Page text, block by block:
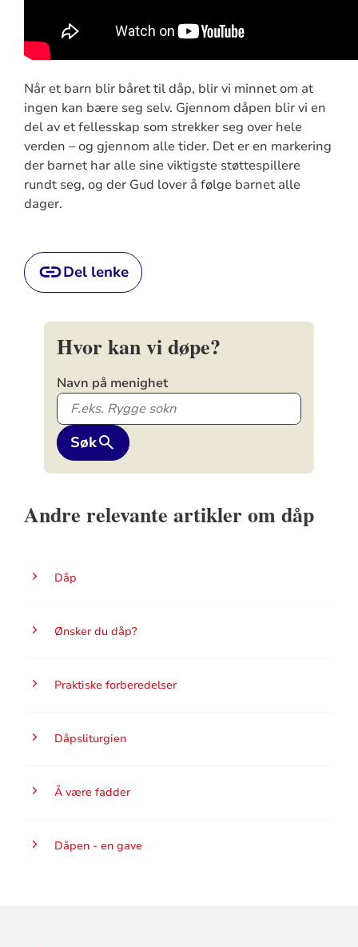
Når et barn blir båret til dåp, blir vi minnet om at
ingen kan bære seg selv. Gjennom dåpen blir vi en
del av et fellesskap som strekker seg over hele
verden – og gjennom alle tider. Det er en markering
der barnet har alle sine viktigste støttespillere
rundt seg, og der Gud lover å følge barnet alle
dager.
Del lenke
Hvor kan vi døpe?
Navn på menighet
Søk
Andre relevante artikler om dåp
Dåp
Ønsker du dåp?
Praktiske forberedelser
Dåpsliturgien
Å være fadder
Dåpen - en gave